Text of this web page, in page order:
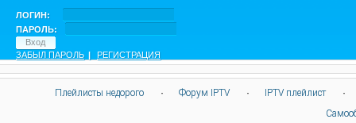
ЛОГИН:
ПАРОЛЬ:
ЗАБЫЛ ПАРОЛЬ | РЕГИСТРАЦИЯ
Плейлисты недорого · Форум IPTV · IPTV плейлист
·